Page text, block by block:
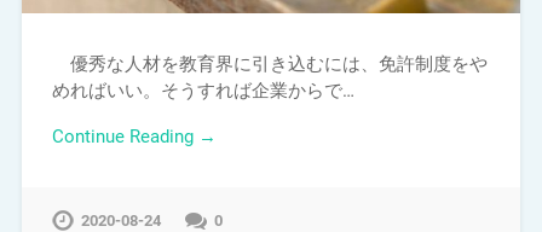
優秀な人材を教育界に引き込むには、免許制度をや
めればいい。そうすれば企業からで…
Continue Reading →
2020-08-24 0